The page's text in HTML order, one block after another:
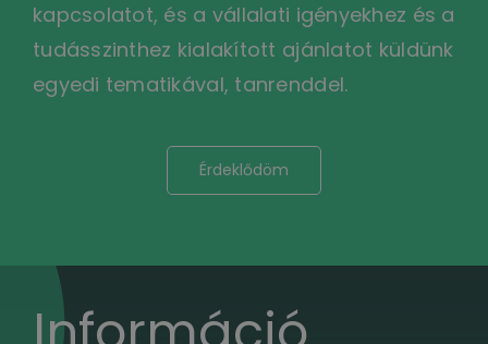
kapcsolatot, és a vállalati igényekhez és a
tudásszinthez kialakított ajánlatot küldünk
egyedi tematikával, tanrenddel.
Érdeklődöm